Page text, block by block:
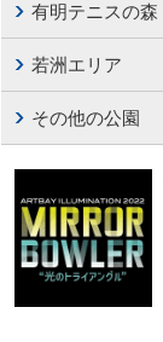
有明テニスの森
若洲エリア
その他の公園